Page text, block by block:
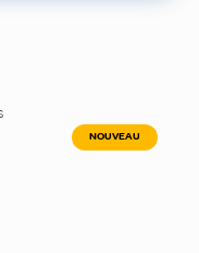
NOUVEAU